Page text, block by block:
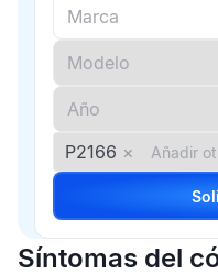
P2166 ×
Síntomas del